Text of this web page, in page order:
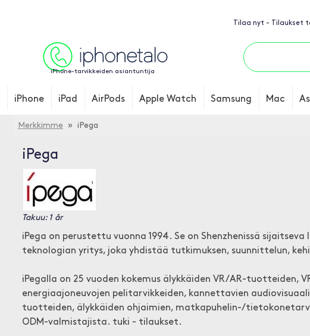
Tilaa nyt - Tilaukset
iPhone-tarvikkeiden asiantuntija
iPhone iPad AirPods Apple Watch Samsung Mac
Merkkimme » iPega
iPega
Takuu: 1 år
iPega on perustettu vuonna 1994. Se on Shenzhenissä
teknologian yritys, joka yhdistää tutkimuksen, suunnittelun,
iPegalla on 25 vuoden kokemus älykkäiden VR/AR-tuotteiden,
energiaajoneuvojen pelitarvikkeiden, kannettavien
tuotteiden, älykkäiden ohjaimien, matkapuhelin-/
ODM-valmistajista. tuki - tilaukset.